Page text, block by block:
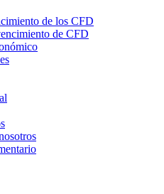
de los CFD
de CFD